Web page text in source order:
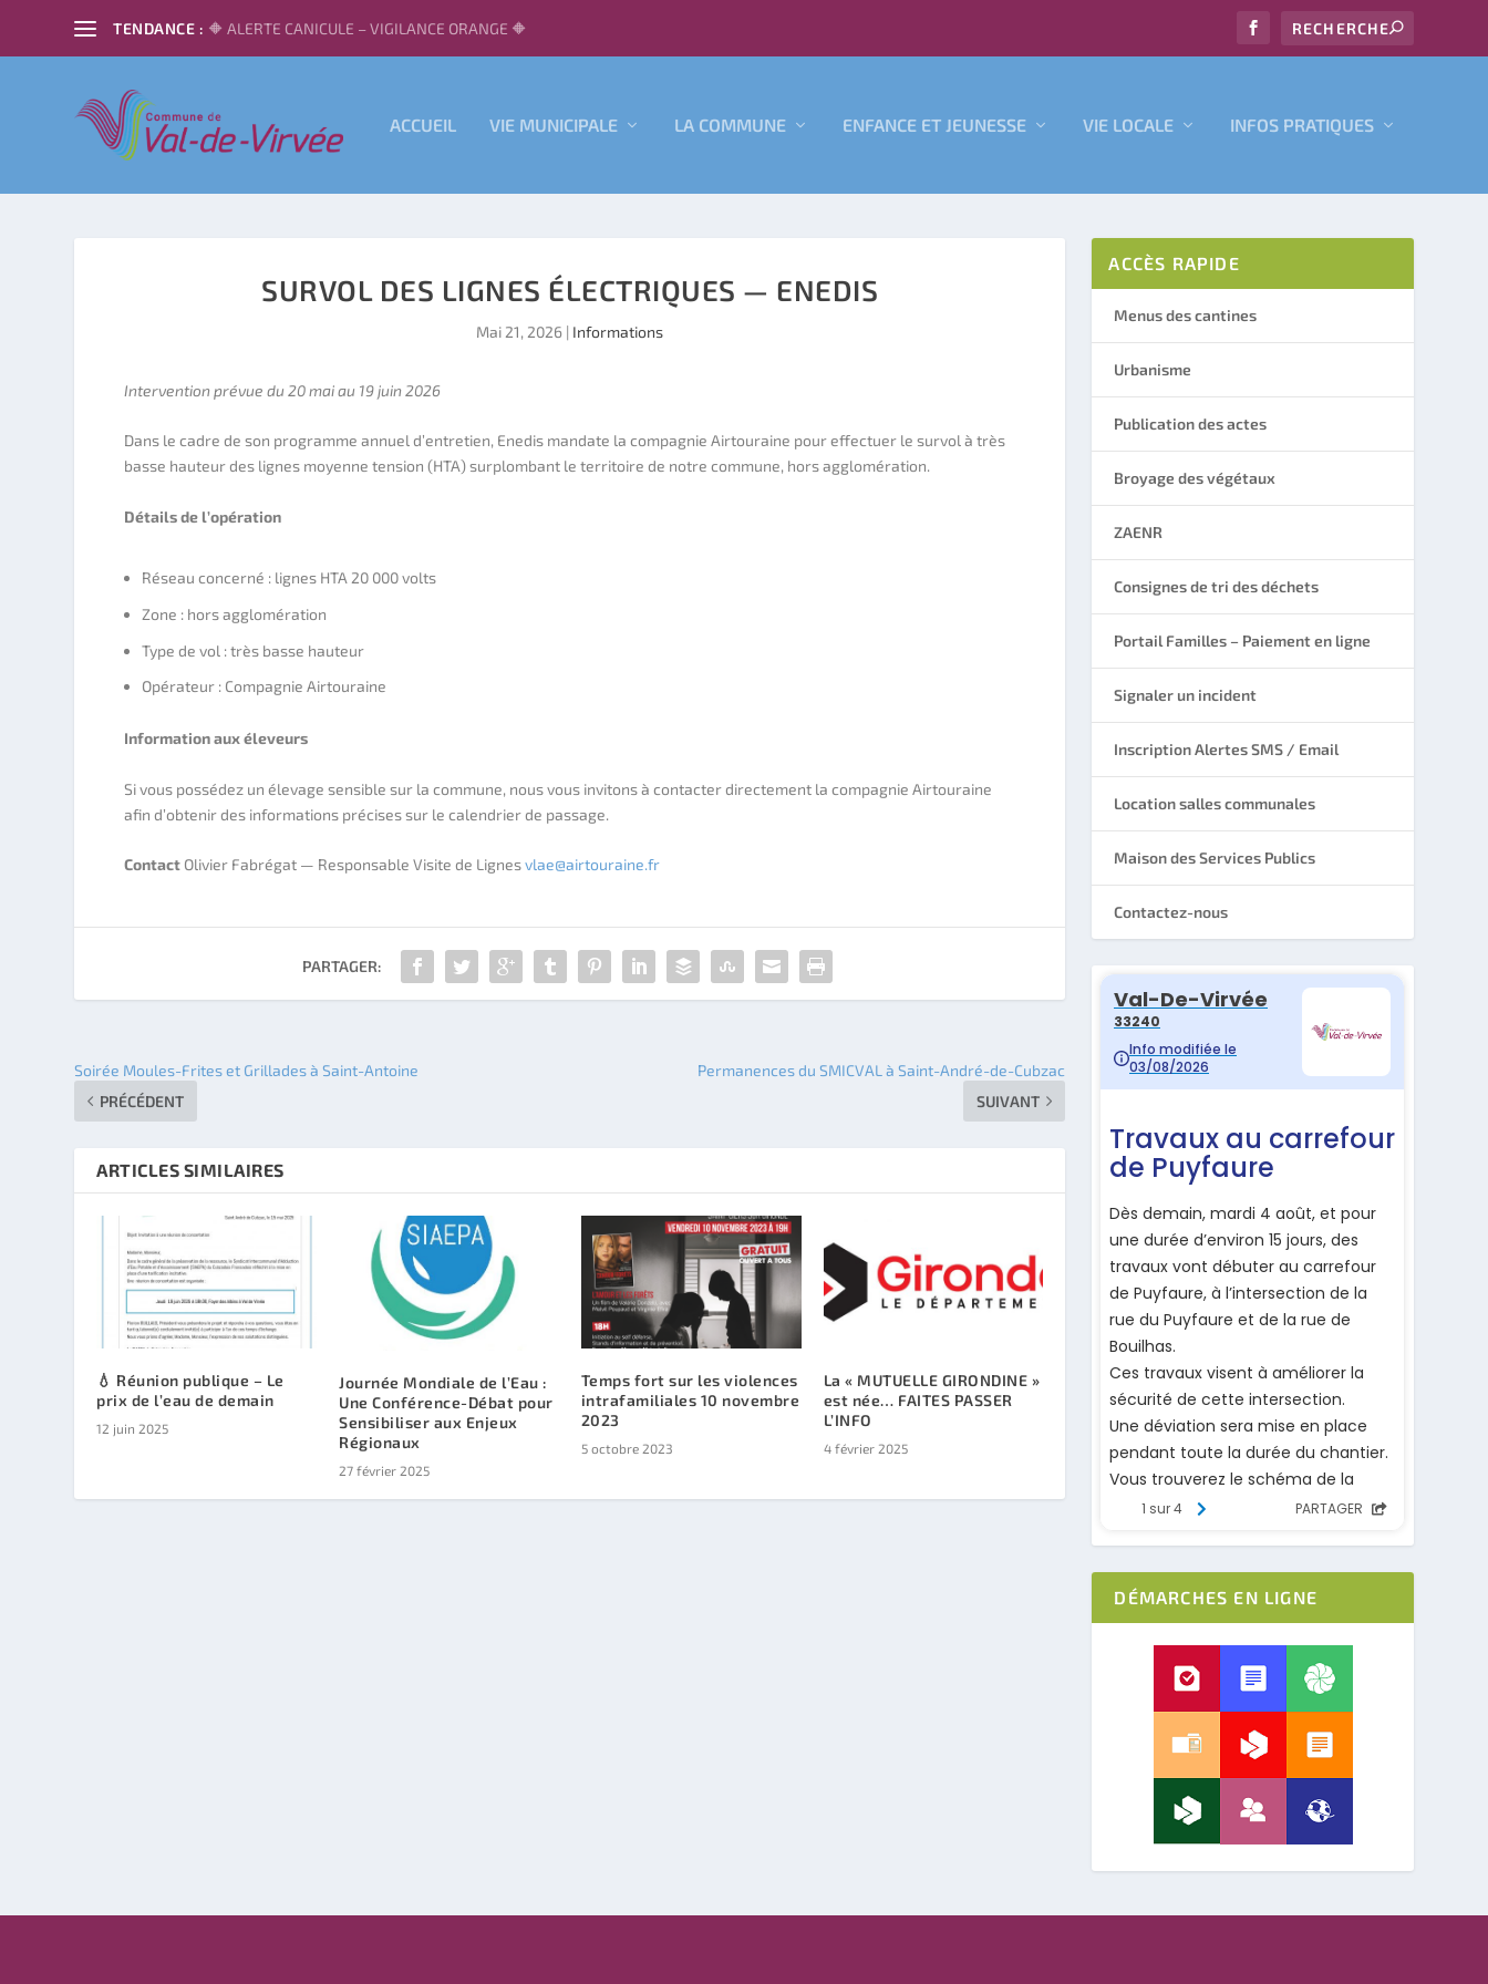
TENDANCE : 🔶 ALERTE CANICULE – VIGILANCE ORANGE 🔶
ACCUEIL VIE MUNICIPALE LA COMMUNE ENFANCE ET JEUNESSE VIE LOCALE INFOS PRATIQUES
SURVOL DES LIGNES ÉLECTRIQUES — ENEDIS
Mai 21, 2026 | Informations
Intervention prévue du 20 mai au 19 juin 2026
Dans le cadre de son programme annuel d’entretien, Enedis mandate la compagnie Airtouraine pour effectuer le survol à très
basse hauteur des lignes moyenne tension (HTA) surplombant le territoire de notre commune, hors agglomération.
Détails de l’opération
Réseau concerné : lignes HTA 20 000 volts
Zone : hors agglomération
Type de vol : très basse hauteur
Opérateur : Compagnie Airtouraine
Information aux éleveurs
Si vous possédez un élevage sensible sur la commune, nous vous invitons à contacter directement la compagnie Airtouraine
afin d’obtenir des informations précises sur le calendrier de passage.
ContactOlivier Fabrégat — Responsable Visite de Lignesvlae@airtouraine.fr
PARTAGER:
Soirée Moules-Frites et Grillades à Saint-Antoine
PRÉCÉDENT
Permanences du SMICVAL à Saint-André-de-Cubzac
SUIVANT
ARTICLES SIMILAIRES
💧 Réunion publique – Le
prix de l’eau de demain
12 juin 2025
Journée Mondiale de l’Eau :
Une Conférence-Débat pour
Sensibiliser aux Enjeux
Régionaux
27 février 2025
Temps fort sur les violences
intrafamiliales 10 novembre
2023
5 octobre 2023
La « MUTUELLE GIRONDINE »
est née… FAITES PASSER
L’INFO
4 février 2025
ACCÈS RAPIDE
Menus des cantines
Urbanisme
Publication des actes
Broyage des végétaux
ZAENR
Consignes de tri des déchets
Portail Familles – Paiement en ligne
Signaler un incident
Inscription Alertes SMS / Email
Location salles communales
Maison des Services Publics
Contactez-nous
DÉMARCHES EN LIGNE